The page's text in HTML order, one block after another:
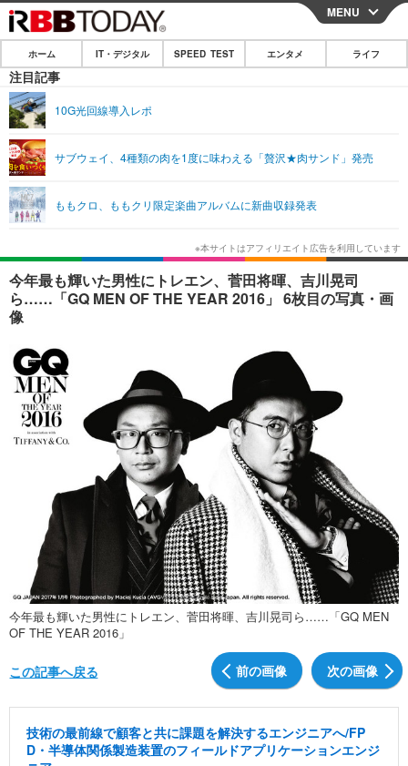
CLOSE
ホーム
IT・デジタル
ショッピング その他
SPEED TEST
エンタメ
エンタメTOP 映画・ドラマ
韓国・芸能
音楽 スポーツ
ショッピング その他
ライフ
ライフTOP グルメ
ペット ショッピング
リリース一覧
プッシュ通知の停止方法
MENU
ホーム IT・デジタル SPEED TEST エンタメ ライフ
注目記事
10G光回線導入レポ
サブウェイ、4種類の肉を1度に味わえる「贅沢★肉サンド」発売
ももクロ、ももクリ限定楽曲アルバムに新曲収録発表
今年最も輝いた男性にトレエン、菅田将暉、吉川晃司
ら……「GQ MEN OF THE YEAR 2016」 6枚目の写真・画
像
今年最も輝いた男性にトレエン、菅田将暉、吉川晃司ら……「GQ MEN
OF THE YEAR 2016」
前の画像 次の画像
この記事へ戻る
技術の最前線で顧客と共に課題を解決するエンジニアへ/FP
D・半導体関係製造装置のフィールドアプリケーションエンジ